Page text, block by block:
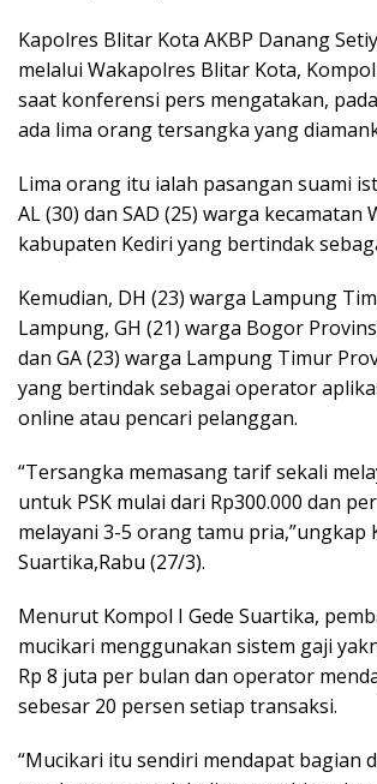
Kapolres Blitar Kota AKBP Danang
melalui Wakapolres Blitar Kota,
saat konferensi pers mengatakan,
ada lima orang tersangka yang
Lima orang itu ialah pasangan suami
AL (30) dan SAD (25) warga kecamatan
kabupaten Kediri yang bertindak
Kemudian, DH (23) warga Lampung
Lampung, GH (21) warga Bogor
dan GA (23) warga Lampung Timur
yang bertindak sebagai operator
online atau pencari pelanggan.
“Tersangka memasang tarif sekali
untuk PSK mulai dari Rp300.000 dan
melayani 3-5 orang tamu pria,”ungkap
Suartika,Rabu (27/3).
Menurut Kompol I Gede Suartika,
mucikari menggunakan sistem gaji
Rp 8 juta per bulan dan operator
sebesar 20 persen setiap transaksi.
“Mucikari itu sendiri mendapat bagian